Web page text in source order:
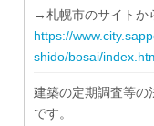
→札幌市のサイトか
https://
shido/bosai/
建築の定期調査等の
です。